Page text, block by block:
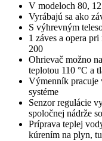
V modeloch 80,
Vyrábajú sa ako
S výhrevným
1 záves a opera
200
Ohrievač možno
teplotou 110 °C a
Výmenník pracuje
systéme
Senzor regulácie
spoločnej nádrže
Príprava teplej
kúrením na plyn,